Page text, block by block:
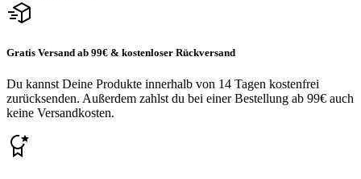
Gratis Versand ab 99€ & kostenloser Rückversand
Du kannst Deine Produkte innerhalb von 14 Tagen kostenfrei
zurücksenden. Außerdem zahlst du bei einer Bestellung ab 99€ auch
keine Versandkosten.